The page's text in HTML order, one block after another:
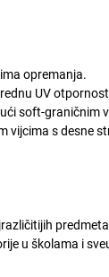
opremanja.
UV
soft-graničnim
s desne
u školama i